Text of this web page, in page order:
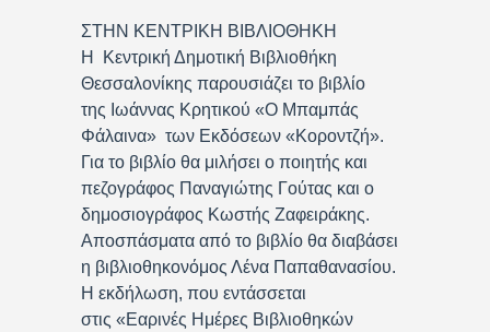
ΣΤΗΝ ΚΕΝΤΡΙΚΗ ΒΙΒΛΙΟΘΗΚΗ
Η Κεντρική Δημοτική Βιβλιοθήκη
Θεσσαλονίκης παρουσιάζει το βιβλίο
της Ιωάννας Κρητικού «Ο Μπαμπάς
Φάλαινα» των Εκδόσεων «Κοροντζή».
Για το βιβλίο θα μιλήσει ο ποιητής και
πεζογράφος Παναγιώτης Γούτας και ο
δημοσιογράφος Κωστής Ζαφειράκης.
Αποσπάσματα από το βιβλίο θα διαβάσει
η βιβλιοθηκονόμος Λένα Παπαθανασίου.
Η εκδήλωση, που εντάσσεται
στις «Εαρινές Ημέρες Βιβλιοθηκών